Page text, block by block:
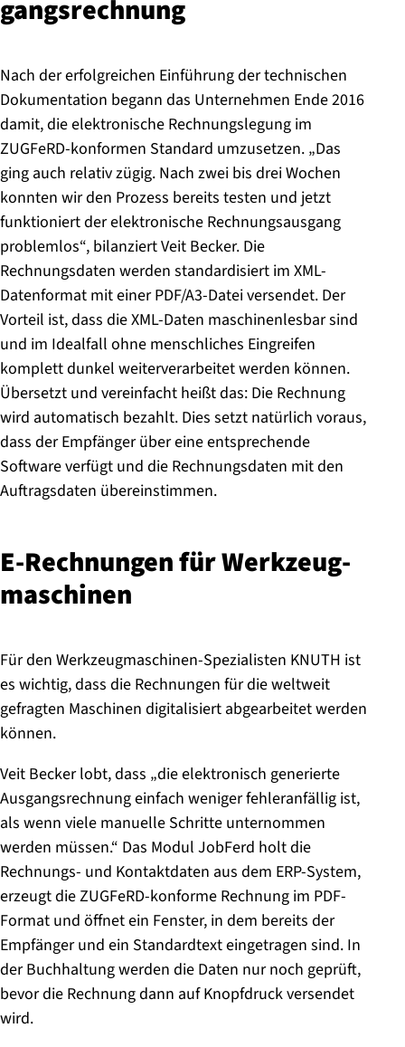
gangs­rech­nung
Nach der erfolgreichen Einführung der technischen
Dokumentation begann das Unternehmen Ende 2016
damit, die elektronische Rechnungslegung im
ZUGFeRD-konformen Standard umzusetzen. „Das
ging auch relativ zügig. Nach zwei bis drei Wochen
konnten wir den Prozess bereits testen und jetzt
funktioniert der elektronische Rechnungsausgang
problemlos“, bilanziert Veit Becker. Die
Rechnungsdaten werden standardisiert im XML-
Datenformat mit einer PDF/A3-Datei versendet. Der
Vorteil ist, dass die XML-Daten maschinenlesbar sind
und im Idealfall ohne menschliches Eingreifen
komplett dunkel weiterverarbeitet werden können.
Übersetzt und vereinfacht heißt das: Die Rechnung
wird automatisch bezahlt. Dies setzt natürlich voraus,
dass der Empfänger über eine entsprechende
Software verfügt und die Rechnungsdaten mit den
Auftragsdaten übereinstimmen.
E-Rech­nun­gen für Werk­zeug­
ma­schi­nen
Für den Werkzeugmaschinen-Spezialisten KNUTH ist
es wichtig, dass die Rechnungen für die weltweit
gefragten Maschinen digitalisiert abgearbeitet werden
können.
Veit Becker lobt, dass „die elektronisch generierte
Ausgangsrechnung einfach weniger fehleranfällig ist,
als wenn viele manuelle Schritte unternommen
werden müssen.“ Das Modul JobFerd holt die
Rechnungs- und Kontaktdaten aus dem ERP-System,
erzeugt die ZUGFeRD-konforme Rechnung im PDF-
Format und öffnet ein Fenster, in dem bereits der
Empfänger und ein Standardtext eingetragen sind. In
der Buchhaltung werden die Daten nur noch geprüft,
bevor die Rechnung dann auf Knopfdruck versendet
wird.